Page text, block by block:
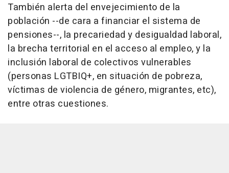
También alerta del envejecimiento de la
población --de cara a financiar el sistema de
pensiones--, la precariedad y desigualdad laboral,
la brecha territorial en el acceso al empleo, y la
inclusión laboral de colectivos vulnerables
(personas LGTBIQ+, en situación de pobreza,
víctimas de violencia de género, migrantes, etc),
entre otras cuestiones.